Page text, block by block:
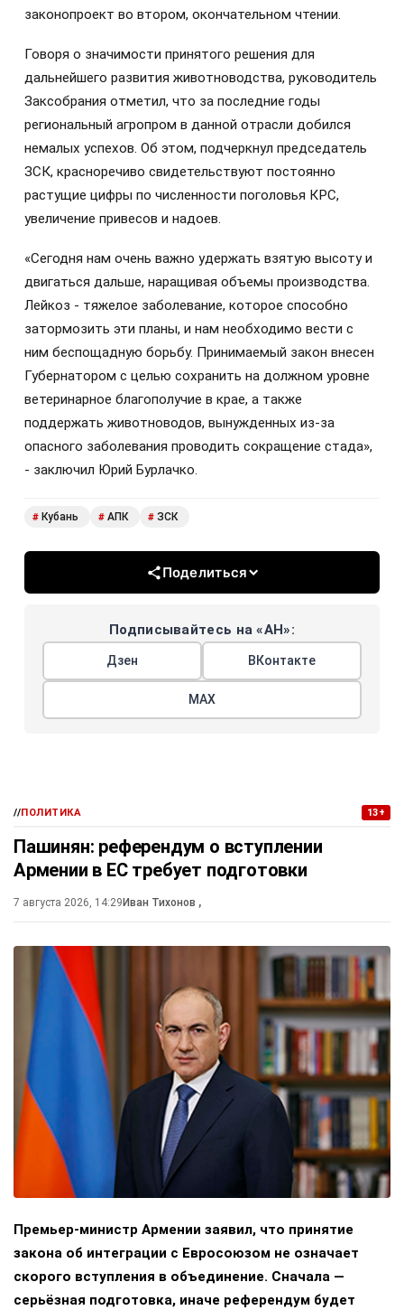
законопроект во втором, окончательном чтении.
Говоря о значимости принятого решения для
дальнейшего развития животноводства, руководитель
Заксобрания отметил, что за последние годы
региональный агропром в данной отрасли добился
немалых успехов. Об этом, подчеркнул председатель
ЗСК, красноречиво свидетельствуют постоянно
растущие цифры по численности поголовья КРС,
увеличение привесов и надоев.
«Сегодня нам очень важно удержать взятую высоту и
двигаться дальше, наращивая объемы производства.
Лейкоз - тяжелое заболевание, которое способно
затормозить эти планы, и нам необходимо вести с
ним беспощадную борьбу. Принимаемый закон внесен
Губернатором с целью сохранить на должном уровне
ветеринарное благополучие в крае, а также
поддержать животноводов, вынужденных из-за
опасного заболевания проводить сокращение стада»,
- заключил Юрий Бурлачко.
# Кубань # АПК # ЗСК
Поделиться
Подписывайтесь на «АН»:
Дзен ВКонтакте
МАХ
//ПОЛИТИКА 13+
Пашинян: референдум о вступлении
Армении в ЕС требует подготовки
7 августа 2026, 14:29 Иван Тихонов ,
Премьер-министр Армении заявил, что принятие
закона об интеграции с Евросоюзом не означает
скорого вступления в объединение. Сначала —
серьёзная подготовка, иначе референдум будет